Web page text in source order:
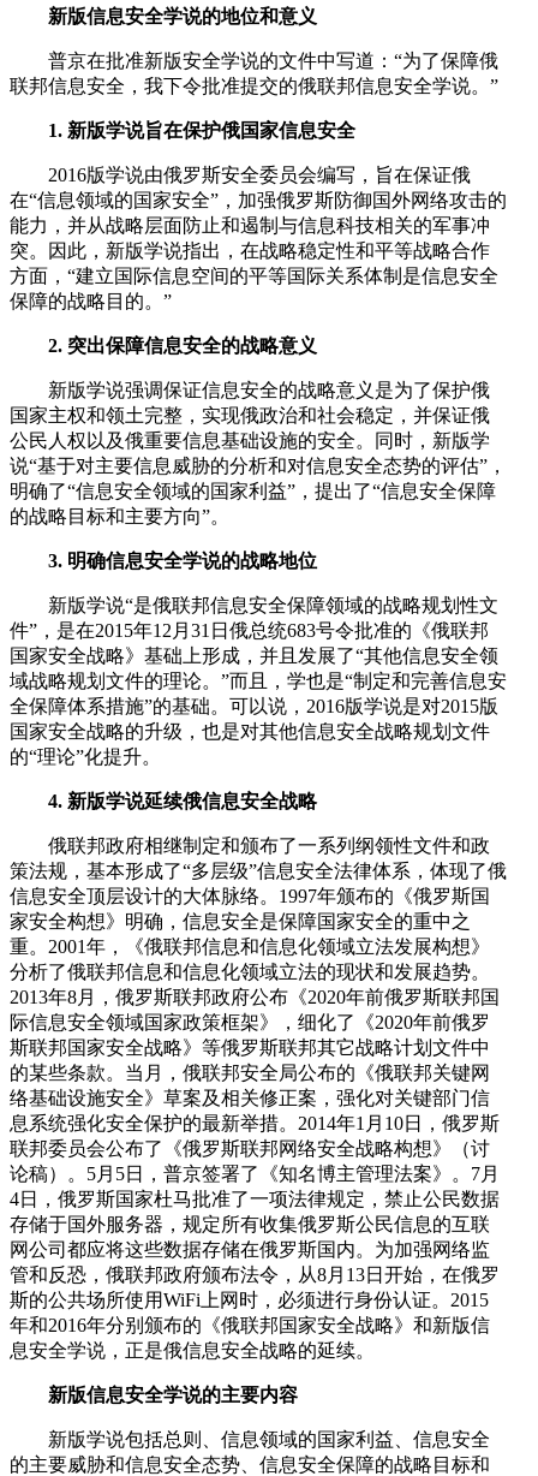
新版信息安全学说的地位和意义
普京在批准新版安全学说的文件中写道：“为了保障俄
联邦信息安全，我下令批准提交的俄联邦信息安全学说。”
1. 新版学说旨在保护俄国家信息安全
2016版学说由俄罗斯安全委员会编写，旨在保证俄
在“信息领域的国家安全”，加强俄罗斯防御国外网络攻击的
能力，并从战略层面防止和遏制与信息科技相关的军事冲
突。因此，新版学说指出，在战略稳定性和平等战略合作
方面，“建立国际信息空间的平等国际关系体制是信息安全
保障的战略目的。”
2. 突出保障信息安全的战略意义
新版学说强调保证信息安全的战略意义是为了保护俄
国家主权和领土完整，实现俄政治和社会稳定，并保证俄
公民人权以及俄重要信息基础设施的安全。同时，新版学
说“基于对主要信息威胁的分析和对信息安全态势的评估”，
明确了“信息安全领域的国家利益”，提出了“信息安全保障
的战略目标和主要方向”。
3. 明确信息安全学说的战略地位
新版学说“是俄联邦信息安全保障领域的战略规划性文
件”，是在2015年12月31日俄总统683号令批准的《俄联邦
国家安全战略》基础上形成，并且发展了“其他信息安全领
域战略规划文件的理论。”而且，学也是“制定和完善信息安
全保障体系措施”的基础。可以说，2016版学说是对2015版
国家安全战略的升级，也是对其他信息安全战略规划文件
的“理论”化提升。
4. 新版学说延续俄信息安全战略
俄联邦政府相继制定和颁布了一系列纲领性文件和政
策法规，基本形成了“多层级”信息安全法律体系，体现了俄
信息安全顶层设计的大体脉络。1997年颁布的《俄罗斯国
家安全构想》明确，信息安全是保障国家安全的重中之
重。2001年，《俄联邦信息和信息化领域立法发展构想》
分析了俄联邦信息和信息化领域立法的现状和发展趋势。
2013年8月，俄罗斯联邦政府公布《2020年前俄罗斯联邦国
际信息安全领域国家政策框架》，细化了《2020年前俄罗
斯联邦国家安全战略》等俄罗斯联邦其它战略计划文件中
的某些条款。当月，俄联邦安全局公布的《俄联邦关键网
络基础设施安全》草案及相关修正案，强化对关键部门信
息系统强化安全保护的最新举措。2014年1月10日，俄罗斯
联邦委员会公布了《俄罗斯联邦网络安全战略构想》（讨
论稿）。5月5日，普京签署了《知名博主管理法案》。7月
4日，俄罗斯国家杜马批准了一项法律规定，禁止公民数据
存储于国外服务器，规定所有收集俄罗斯公民信息的互联
网公司都应将这些数据存储在俄罗斯国内。为加强网络监
管和反恐，俄联邦政府颁布法令，从8月13日开始，在俄罗
斯的公共场所使用WiFi上网时，必须进行身份认证。2015
年和2016年分别颁布的《俄联邦国家安全战略》和新版信
息安全学说，正是俄信息安全战略的延续。
新版信息安全学说的主要内容
新版学说包括总则、信息领域的国家利益、信息安全
的主要威胁和信息安全态势、信息安全保障的战略目标和